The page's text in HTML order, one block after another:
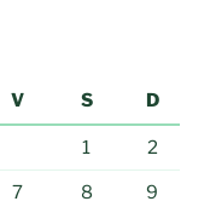
V S D
1 2
7 8 9